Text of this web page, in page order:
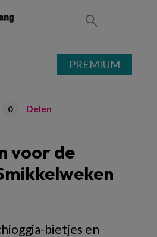
0 Delen
voor de
bietjes en
PREMIUM